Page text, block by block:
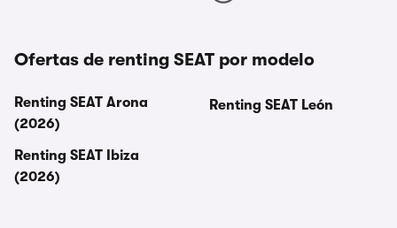
Ofertas de renting SEAT por modelo
Renting SEAT Arona
(2026)
Renting SEAT Ibiza
(2026)
Renting SEAT León